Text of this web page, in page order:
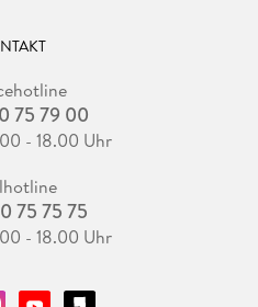
75 79 00
- 18.00 Uhr
75 75 75
- 18.00 Uhr